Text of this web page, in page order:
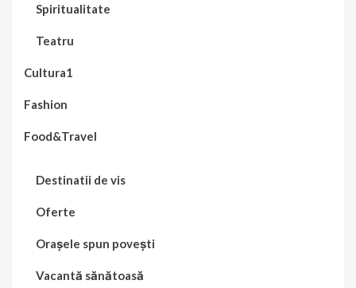
Spiritualitate
Teatru
Cultura1
Fashion
Food&Travel
Destinatii de vis
Oferte
Orașele spun povești
Vacantă sănătoasă